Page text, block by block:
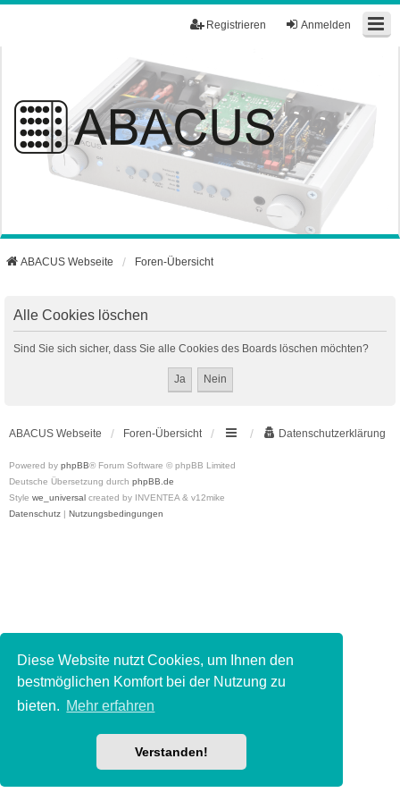
Diese Website nutzt Cookies, um Ihnen den
bestmöglichen Komfort bei der Nutzung zu
bieten. Mehr erfahren
Verstanden!
Anmelden
Registrieren
ABACUS Webseite Foren-Übersicht
Alle Cookies löschen
Sind Sie sich sicher, dass Sie alle Cookies des Boards löschen möchten?
ABACUS Webseite Foren-Übersicht Datenschutzerklärung
Powered by phpBB® Forum Software © phpBB Limited
Deutsche Übersetzung durch phpBB.de
Style we_universal created by INVENTEA & v12mike
Datenschutz | Nutzungsbedingungen